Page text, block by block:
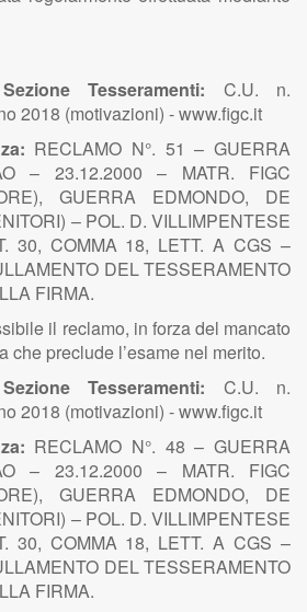
Tesseramenti: C.U. n.
2018 (motivazioni) - www.figc.it
RECLAMO N°. 51 – GUERRA
– 23.12.2000 – MATR. FIGC
GUERRA EDMONDO, DE
– POL. D. VILLIMPENTESE
30, COMMA 18, LETT. A CGS –
DEL TESSERAMENTO
FIRMA.
il reclamo, in forza del mancato
che preclude l’esame nel merito.
Tesseramenti: C.U. n.
2018 (motivazioni) - www.figc.it
RECLAMO N°. 48 – GUERRA
– 23.12.2000 – MATR. FIGC
GUERRA EDMONDO, DE
– POL. D. VILLIMPENTESE
30, COMMA 18, LETT. A CGS –
DEL TESSERAMENTO
FIRMA.